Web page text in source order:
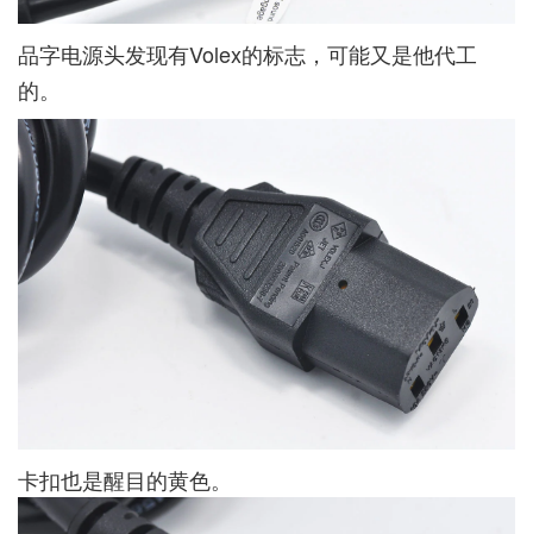
品字电源头发现有Volex的标志，可能又是他代工
的。
卡扣也是醒目的黄色。